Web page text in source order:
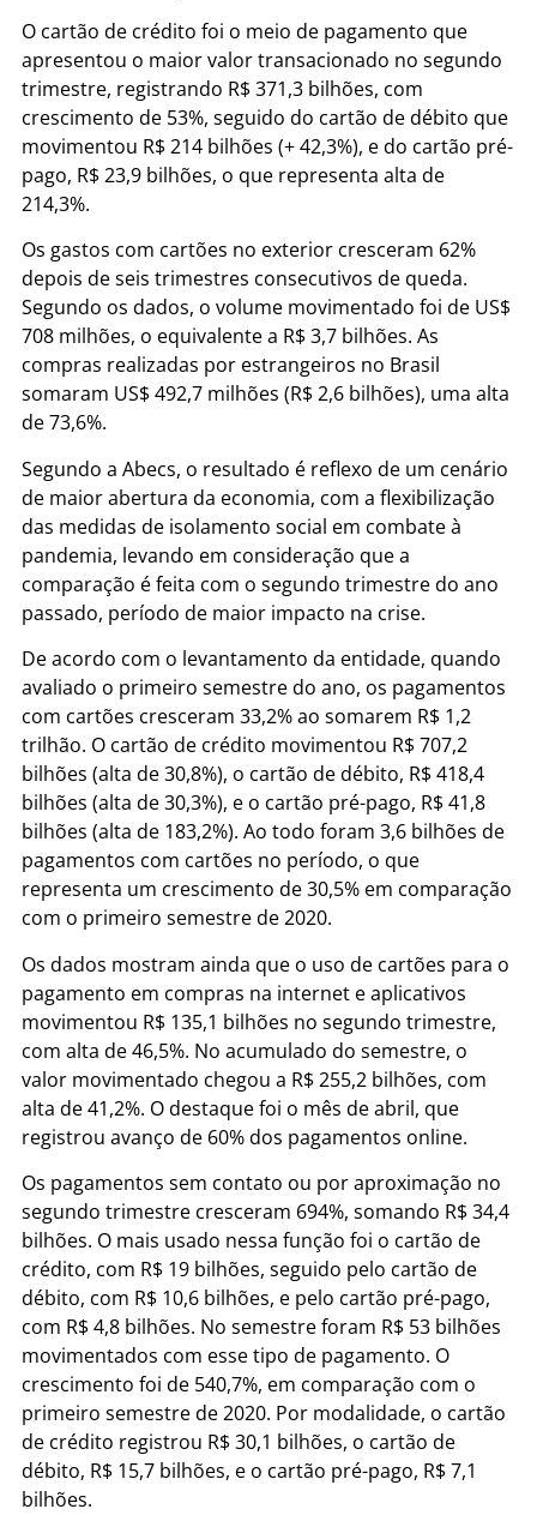
O cartão de crédito foi o meio de pagamento que
apresentou o maior valor transacionado no segundo
trimestre, registrando R$ 371,3 bilhões, com
crescimento de 53%, seguido do cartão de débito que
movimentou R$ 214 bilhões (+ 42,3%), e do cartão pré-
pago, R$ 23,9 bilhões, o que representa alta de
214,3%.
Os gastos com cartões no exterior cresceram 62%
depois de seis trimestres consecutivos de queda.
Segundo os dados, o volume movimentado foi de US$
708 milhões, o equivalente a R$ 3,7 bilhões. As
compras realizadas por estrangeiros no Brasil
somaram US$ 492,7 milhões (R$ 2,6 bilhões), uma alta
de 73,6%.
Segundo a Abecs, o resultado é reflexo de um cenário
de maior abertura da economia, com a flexibilização
das medidas de isolamento social em combate à
pandemia, levando em consideração que a
comparação é feita com o segundo trimestre do ano
passado, período de maior impacto na crise.
De acordo com o levantamento da entidade, quando
avaliado o primeiro semestre do ano, os pagamentos
com cartões cresceram 33,2% ao somarem R$ 1,2
trilhão. O cartão de crédito movimentou R$ 707,2
bilhões (alta de 30,8%), o cartão de débito, R$ 418,4
bilhões (alta de 30,3%), e o cartão pré-pago, R$ 41,8
bilhões (alta de 183,2%). Ao todo foram 3,6 bilhões de
pagamentos com cartões no período, o que
representa um crescimento de 30,5% em comparação
com o primeiro semestre de 2020.
Os dados mostram ainda que o uso de cartões para o
pagamento em compras na internet e aplicativos
movimentou R$ 135,1 bilhões no segundo trimestre,
com alta de 46,5%. No acumulado do semestre, o
valor movimentado chegou a R$ 255,2 bilhões, com
alta de 41,2%. O destaque foi o mês de abril, que
registrou avanço de 60% dos pagamentos online.
Os pagamentos sem contato ou por aproximação no
segundo trimestre cresceram 694%, somando R$ 34,4
bilhões. O mais usado nessa função foi o cartão de
crédito, com R$ 19 bilhões, seguido pelo cartão de
débito, com R$ 10,6 bilhões, e pelo cartão pré-pago,
com R$ 4,8 bilhões. No semestre foram R$ 53 bilhões
movimentados com esse tipo de pagamento. O
crescimento foi de 540,7%, em comparação com o
primeiro semestre de 2020. Por modalidade, o cartão
de crédito registrou R$ 30,1 bilhões, o cartão de
débito, R$ 15,7 bilhões, e o cartão pré-pago, R$ 7,1
bilhões.